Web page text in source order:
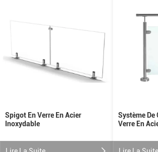
Spigot En Verre En Acier
Inoxydable
Système De
Verre En